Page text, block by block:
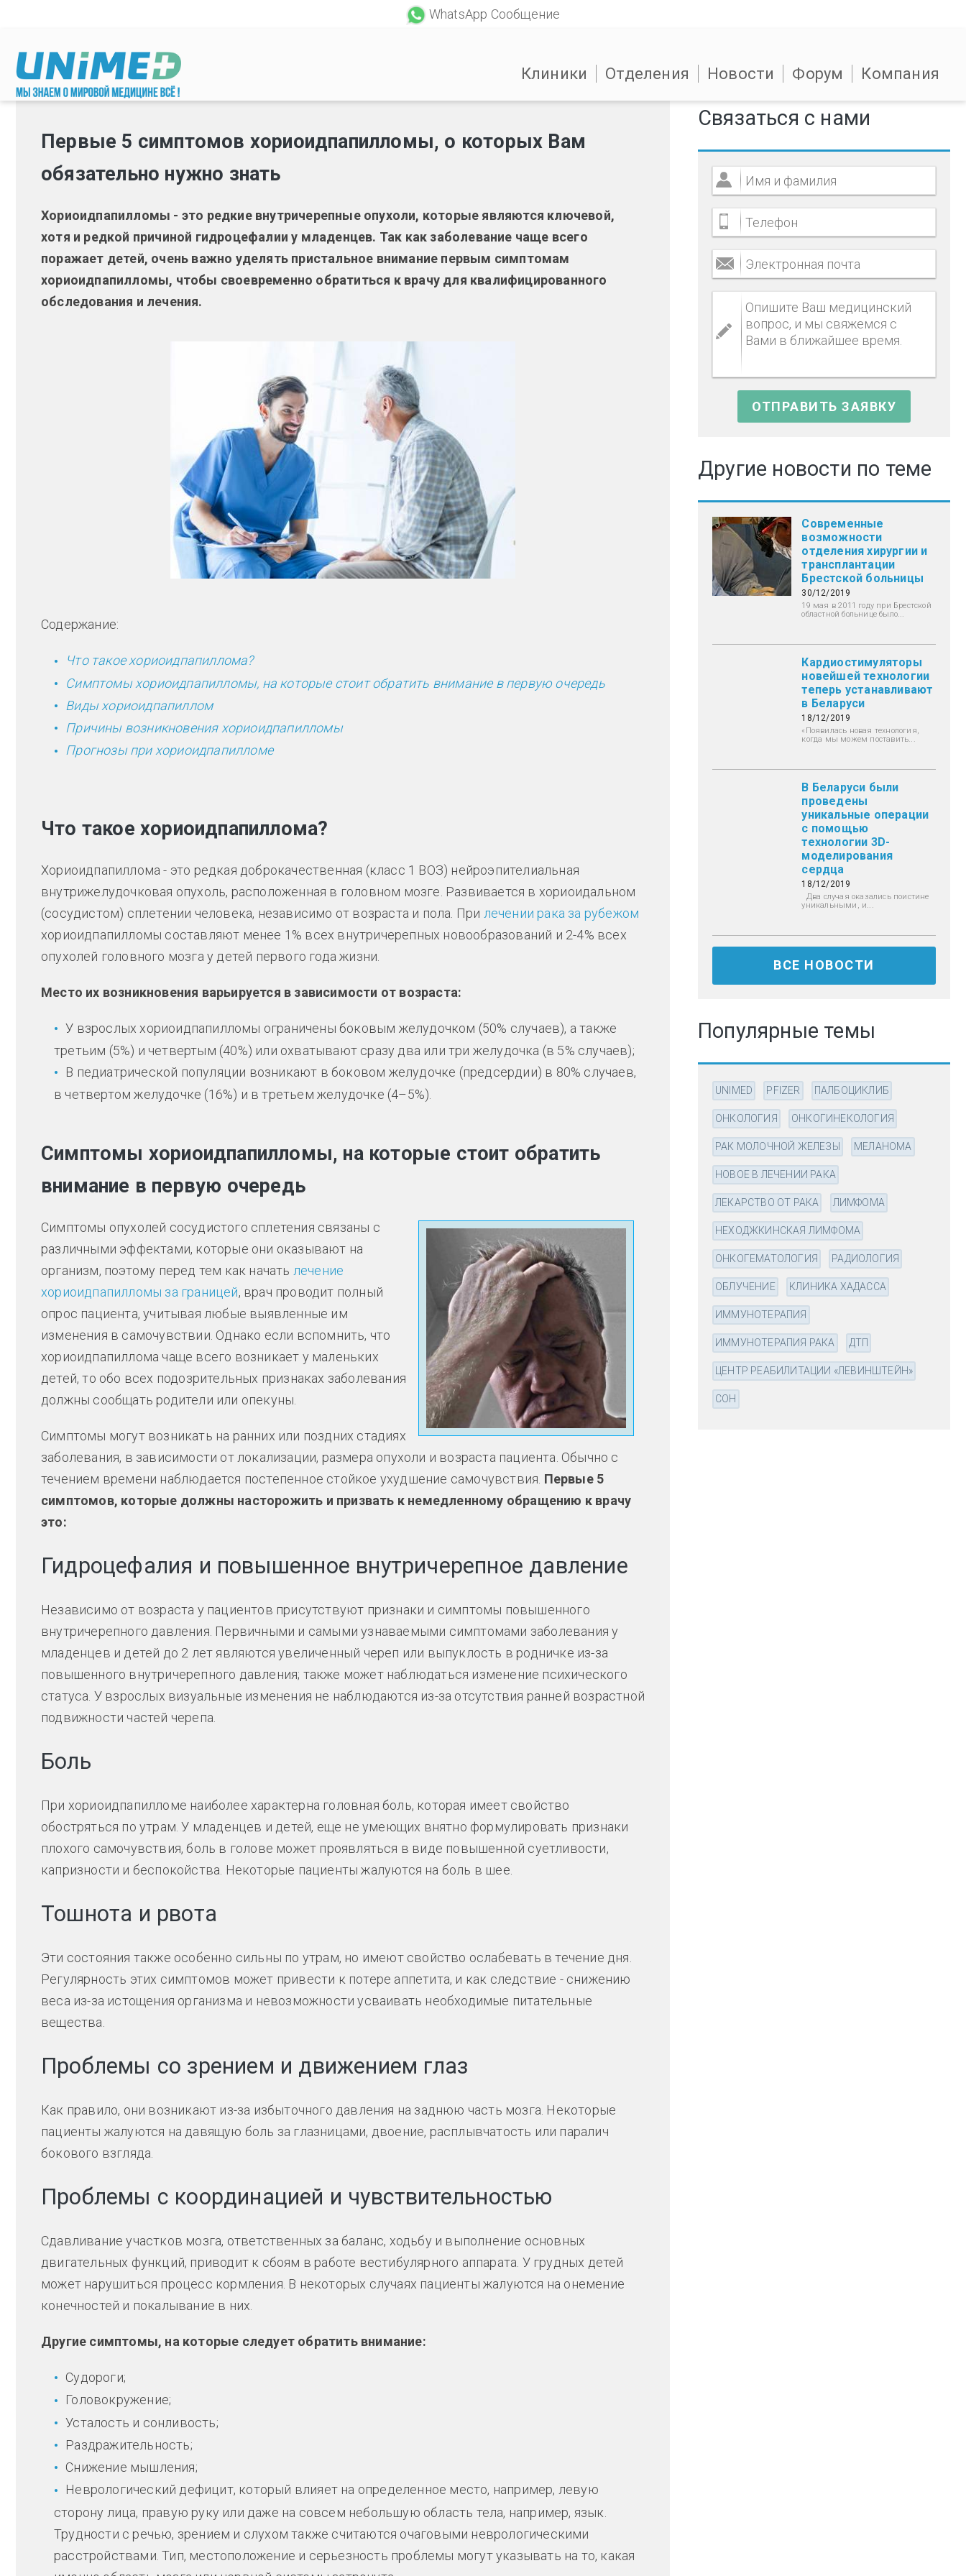
WhatsApp Сообщение
Клиники Отделения Новости Форум Компания
Первые 5 симптомов хориоидпапилломы, о которых Вам
обязательно нужно знать
Хориоидпапилломы - это редкие внутричерепные опухоли, которые являются ключевой,
хотя и редкой причиной гидроцефалии у младенцев. Так как заболевание чаще всего
поражает детей, очень важно уделять пристальное внимание первым симптомам
хориоидпапилломы, чтобы своевременно обратиться к врачу для квалифицированного
обследования и лечения.
Содержание:
Что такое хориоидпапиллома?
Симптомы хориоидпапилломы, на которые стоит обратить внимание в первую очередь
Виды хориоидпапиллом
Причины возникновения хориоидпапилломы
Прогнозы при хориоидпапилломе
Что такое хориоидпапиллома?
Хориоидпапиллома - это редкая доброкачественная (класс 1 ВОЗ) нейроэпителиальная
внутрижелудочковая опухоль, расположенная в головном мозге. Развивается в хориоидальном
(сосудистом) сплетении человека, независимо от возраста и пола. При лечении рака за рубежом
хориоидпапилломы составляют менее 1% всех внутричерепных новообразований и 2-4% всех
опухолей головного мозга у детей первого года жизни.
Место их возникновения варьируется в зависимости от возраста:
У взрослых хориоидпапилломы ограничены боковым желудочком (50% случаев), а также
третьим (5%) и четвертым (40%) или охватывают сразу два или три желудочка (в 5% случаев);
В педиатрической популяции возникают в боковом желудочке (предсердии) в 80% случаев,
в четвертом желудочке (16%) и в третьем желудочке (4–5%).
Симптомы хориоидпапилломы, на которые стоит обратить
внимание в первую очередь
Симптомы опухолей сосудистого сплетения связаны с
различными эффектами, которые они оказывают на
организм, поэтому перед тем как начать лечение
хориоидпапилломы за границей, врач проводит полный
опрос пациента, учитывая любые выявленные им
изменения в самочувствии. Однако если вспомнить, что
хориоидпапиллома чаще всего возникает у маленьких
детей, то обо всех подозрительных признаках заболевания
должны сообщать родители или опекуны.
Симптомы могут возникать на ранних или поздних стадиях
заболевания, в зависимости от локализации, размера опухоли и возраста пациента. Обычно с
течением времени наблюдается постепенное стойкое ухудшение самочувствия. Первые 5
симптомов, которые должны насторожить и призвать к немедленному обращению к врачу
это:
Гидроцефалия и повышенное внутричерепное давление
Независимо от возраста у пациентов присутствуют признаки и симптомы повышенного
внутричерепного давления. Первичными и самыми узнаваемыми симптомами заболевания у
младенцев и детей до 2 лет являются увеличенный череп или выпуклость в родничке из-за
повышенного внутричерепного давления; также может наблюдаться изменение психического
статуса. У взрослых визуальные изменения не наблюдаются из-за отсутствия ранней возрастной
подвижности частей черепа.
Боль
При хориоидпапилломе наиболее характерна головная боль, которая имеет свойство
обостряться по утрам. У младенцев и детей, еще не умеющих внятно формулировать признаки
плохого самочувствия, боль в голове может проявляться в виде повышенной суетливости,
капризности и беспокойства. Некоторые пациенты жалуются на боль в шее.
Тошнота и рвота
Эти состояния также особенно сильны по утрам, но имеют свойство ослабевать в течение дня.
Регулярность этих симптомов может привести к потере аппетита, и как следствие - снижению
веса из-за истощения организма и невозможности усваивать необходимые питательные
вещества.
Проблемы со зрением и движением глаз
Как правило, они возникают из-за избыточного давления на заднюю часть мозга. Некоторые
пациенты жалуются на давящую боль за глазницами, двоение, расплывчатость или паралич
бокового взгляда.
Проблемы с координацией и чувствительностью
Сдавливание участков мозга, ответственных за баланс, ходьбу и выполнение основных
двигательных функций, приводит к сбоям в работе вестибулярного аппарата. У грудных детей
может нарушиться процесс кормления. В некоторых случаях пациенты жалуются на онемение
конечностей и покалывание в них.
Другие симптомы, на которые следует обратить внимание:
Судороги;
Головокружение;
Усталость и сонливость;
Раздражительность;
Снижение мышления;
Неврологический дефицит, который влияет на определенное место, например, левую
сторону лица, правую руку или даже на совсем небольшую область тела, например, язык.
Трудности с речью, зрением и слухом также считаются очаговыми неврологическими
расстройствами. Тип, местоположение и серьезность проблемы могут указывать на то, какая
Связаться с нами
Другие новости по теме
Современные
возможности
отделения хирургии и
трансплантации
Брестской больницы
30/12/2019
19 мая в 2011 году при Брестской
областной больнице было...
Кардиостимуляторы
новейшей технологии
теперь устанавливают
в Беларуси
18/12/2019
«Появилась новая технология,
когда мы можем поставить...
В Беларуси были
проведены
уникальные операции
с помощью
технологии 3D-
моделирования
сердца
18/12/2019
Два случая оказались поистине
уникальными, и...
ВСЕ НОВОСТИ
Популярные темы
UNIMED PFIZER ПАЛБОЦИКЛИБ
ОНКОЛОГИЯ ОНКОГИНЕКОЛОГИЯ
РАК МОЛОЧНОЙ ЖЕЛЕЗЫ МЕЛАНОМА
НОВОЕ В ЛЕЧЕНИИ РАКА
ЛЕКАРСТВО ОТ РАКА ЛИМФОМА
НЕХОДЖКИНСКАЯ ЛИМФОМА
ОНКОГЕМАТОЛОГИЯ РАДИОЛОГИЯ
ОБЛУЧЕНИЕ КЛИНИКА ХАДАССА
ИММУНОТЕРАПИЯ
ИММУНОТЕРАПИЯ РАКА ДТП
ЦЕНТР РЕАБИЛИТАЦИИ «ЛЕВИНШТЕЙН»
СОН